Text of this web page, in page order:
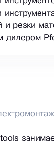
и резки
дилером